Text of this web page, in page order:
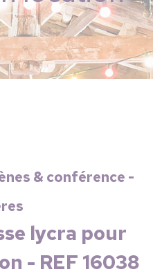
& conférence -
lycra pour
- REF 16038